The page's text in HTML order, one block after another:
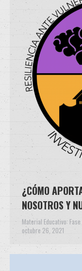
¿CÓMO
NOSOTROS Y
Material Educativo:
octubre 26, 2021